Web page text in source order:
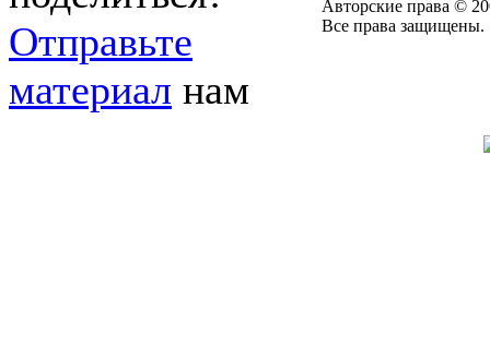
Отправьте
материал нам
Авторские права ©
Все права защищены.